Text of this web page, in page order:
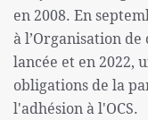
en 2008. En
à l’Organisation
lancée et en 2022,
obligations de la
l'adhésion à l'OCS.